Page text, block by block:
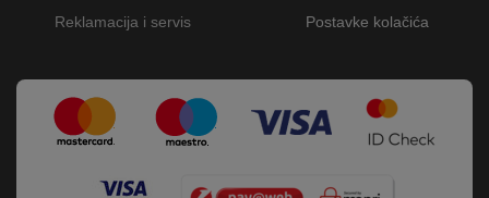
Reklamacija i servis Postavke kolačića